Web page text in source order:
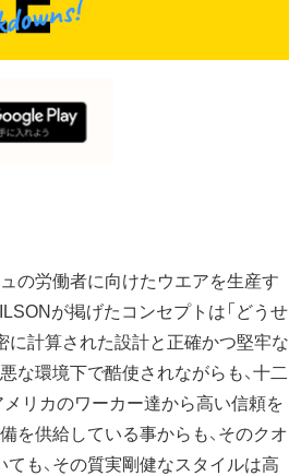
の労働者に向けたウエアを生産す
が掲げたコンセプトは「どうせ
に計算された設計と正確かつ堅牢な
な環境下で酷使されながらも、十二
リカのワーカー達から高い信頼を
を供給している事からも、そのクオ
も、その質実剛健なスタイルは高